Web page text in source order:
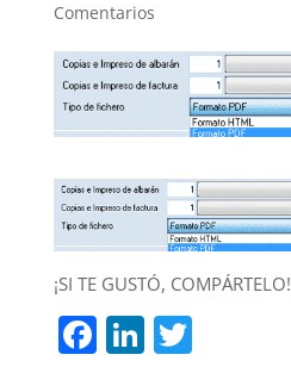
Comentarios
¡SI TE GUSTÓ, COMPÁRTELO!
F Li T